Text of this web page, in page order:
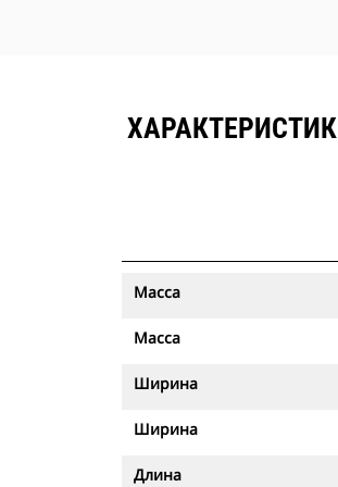
Масса
Масса
Ширина
Ширина
Длина